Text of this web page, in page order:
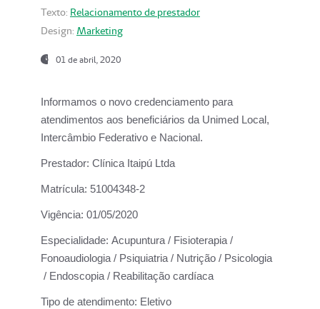
Texto: Relacionamento de prestador
Design: Marketing
01 de abril, 2020
Informamos o novo credenciamento para
atendimentos aos beneficiários da Unimed Local,
Intercâmbio Federativo e Nacional.
Prestador: Clínica Itaipú Ltda
Matrícula: 51004348-2
Vigência: 01/05/2020
Especialidade: Acupuntura / Fisioterapia /
Fonoaudiologia / Psiquiatria / Nutrição / Psicologia
/ Endoscopia / Reabilitação cardíaca
Tipo de atendimento: Eletivo